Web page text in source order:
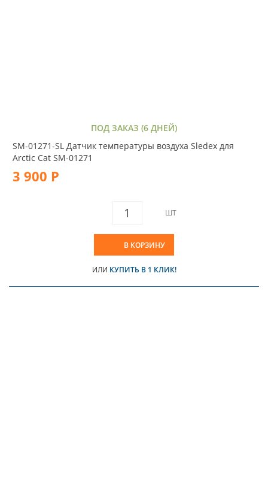
ПОД ЗАКАЗ (6 ДНЕЙ)
SM-01271-SL Датчик температуры воздуха Sledex для
Arctic Cat SM-01271
3 900 Р
ШТ
В КОРЗИНУ
ИЛИ КУПИТЬ В 1 КЛИК!